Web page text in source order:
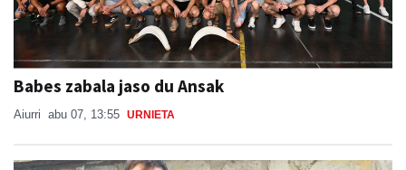
Babes zabala jaso du Ansak
Aiurri abu 07, 13:55 URNIETA